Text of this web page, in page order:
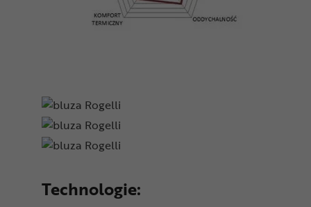
Technologie: